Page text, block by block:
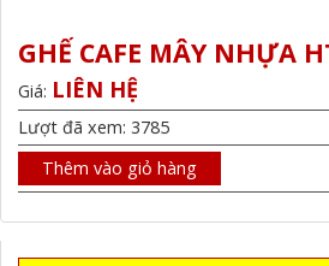
GHẾ CAFE MÂY NHỰA
Giá: LIÊN HỆ
Lượt đã xem: 3785
Thêm vào giỏ hàng